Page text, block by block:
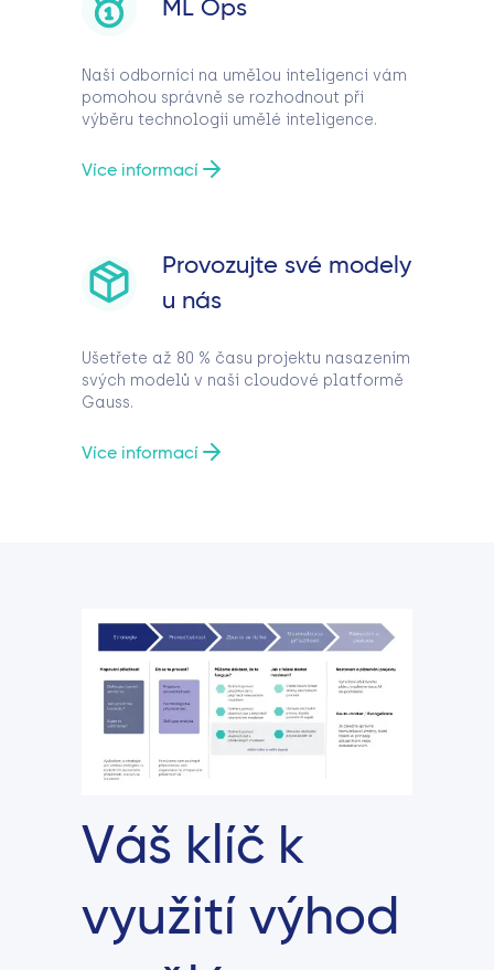
ML Ops
Naši odborníci na umělou inteligenci vám
pomohou správně se rozhodnout při
výběru technologií umělé inteligence.
Více informací
Provozujte své modely
u nás
Ušetřete až 80 % času projektu nasazením
svých modelů v naší cloudové platformě
Gauss.
Více informací
Váš klíč k
využití výhod